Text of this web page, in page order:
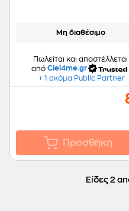
Μη διαθέσιμο
Πωλείται και αποστέλλεται
από Ciel4me.gr
+ 1 ακόμα Public Partner
Προσθήκη
Είδες 2